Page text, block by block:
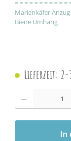
Marienkäfer
Biene Umhang
Lieferzeit: 2-
Produkt Anzahl:
In